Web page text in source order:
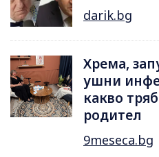
darik.bg
Хрема,
ушни
какво
родител
9meseca.bg